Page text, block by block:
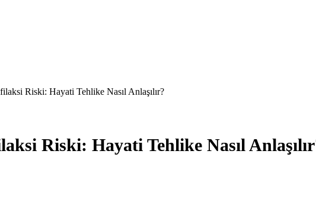
Riski: Hayati Tehlike Nasıl Anlaşılır?
Riski: Hayati Tehlike Nasıl